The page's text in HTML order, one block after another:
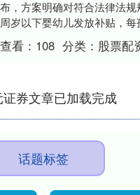
布，方案明确对符合法律法规
周岁以下婴幼儿发放补贴，每
元。国家卫生健康委介绍，8
地全面....
查看： 108 分类： 股票配
证券文章已加载完成
话题标签